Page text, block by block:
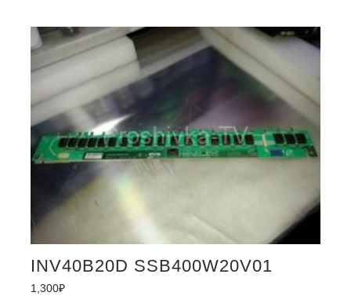
INV40B20D SSB400W20V01
1,300₽